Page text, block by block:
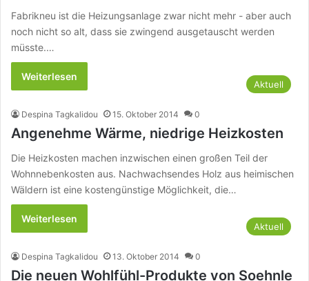
Fabrikneu ist die Heizungsanlage zwar nicht mehr - aber auch
noch nicht so alt, dass sie zwingend ausgetauscht werden
müsste.…
Weiterlesen
Aktuell
Despina Tagkalidou 15. Oktober 2014 0
Angenehme Wärme, niedrige Heizkosten
Die Heizkosten machen inzwischen einen großen Teil der
Wohnnebenkosten aus. Nachwachsendes Holz aus heimischen
Wäldern ist eine kostengünstige Möglichkeit, die…
Weiterlesen
Aktuell
Despina Tagkalidou 13. Oktober 2014 0
Die neuen Wohlfühl-Produkte von Soehnle